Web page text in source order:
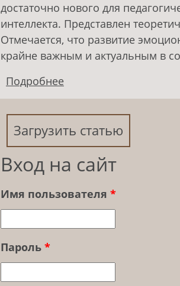
достаточно нового для
интеллекта. Представлен
Отмечается, что развитие
крайне важным и актуальным в
Подробнее
Загрузить статью
Вход на сайт
Имя пользователя *
Пароль *